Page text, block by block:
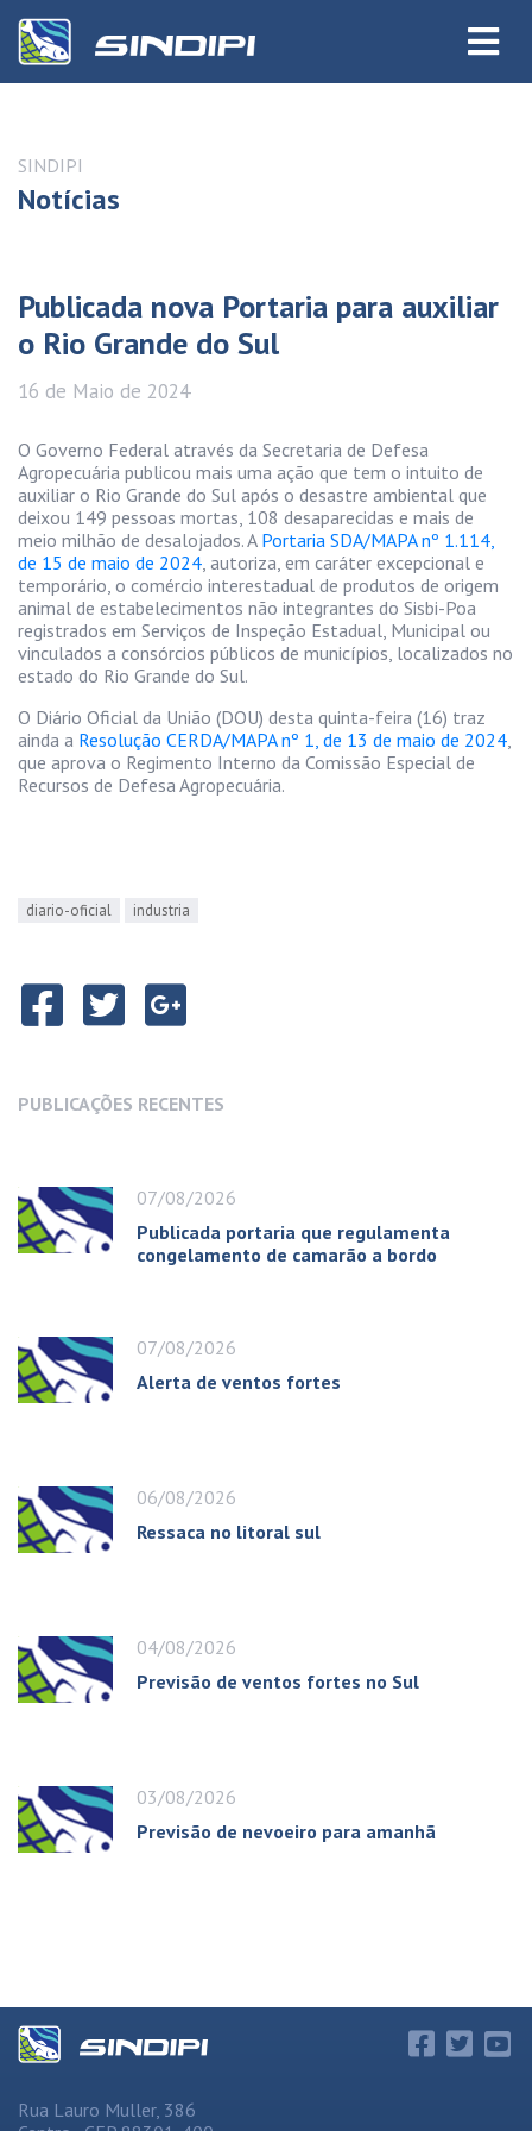
SINDIPI
Notícias
Publicada nova Portaria para auxiliar
o Rio Grande do Sul
16 de Maio de 2024
O Governo Federal através da Secretaria de Defesa
Agropecuária publicou mais uma ação que tem o intuito de
auxiliar o Rio Grande do Sul após o desastre ambiental que
deixou 149 pessoas mortas, 108 desaparecidas e mais de
meio milhão de desalojados. A Portaria SDA/MAPA nº 1.114,
de 15 de maio de 2024, autoriza, em caráter excepcional e
temporário, o comércio interestadual de produtos de origem
animal de estabelecimentos não integrantes do Sisbi-Poa
registrados em Serviços de Inspeção Estadual, Municipal ou
vinculados a consórcios públicos de municípios, localizados no
estado do Rio Grande do Sul.
O Diário Oficial da União (DOU) desta quinta-feira (16) traz
ainda a Resolução CERDA/MAPA nº 1, de 13 de maio de 2024,
que aprova o Regimento Interno da Comissão Especial de
Recursos de Defesa Agropecuária.
diario-oficial industria
PUBLICAÇÕES RECENTES
07/08/2026
Publicada portaria que regulamenta
congelamento de camarão a bordo
07/08/2026
Alerta de ventos fortes
06/08/2026
Ressaca no litoral sul
04/08/2026
Previsão de ventos fortes no Sul
03/08/2026
Previsão de nevoeiro para amanhã
Rua Lauro Muller, 386